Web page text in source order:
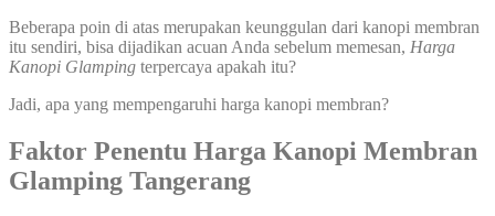
Beberapa poin di atas merupakan keunggulan dari kanopi membran
itu sendiri, bisa dijadikan acuan Anda sebelum memesan, Harga
Kanopi Glamping terpercaya apakah itu?
Jadi, apa yang mempengaruhi harga kanopi membran?
Faktor Penentu Harga Kanopi Membran
Glamping Tangerang